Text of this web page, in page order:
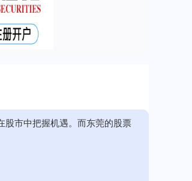
股市中把握机遇。而东莞的股票